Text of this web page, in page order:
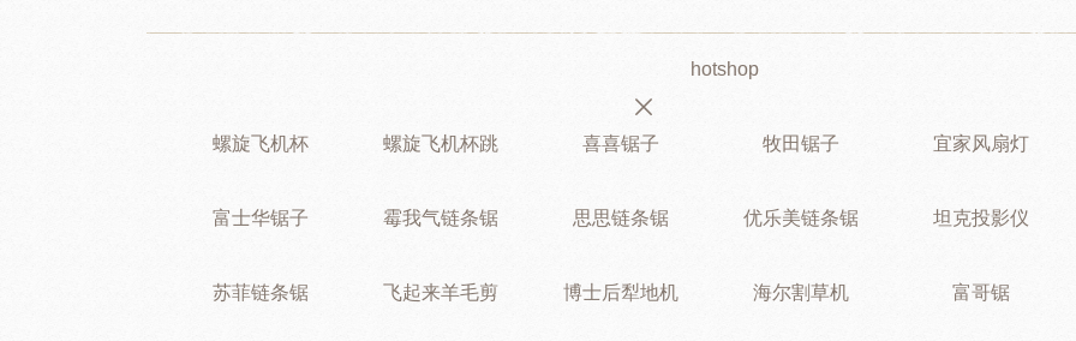
hotshop
螺旋飞机杯 螺旋飞机杯跳 喜喜锯子 牧田锯子 宜家风扇灯
富士华锯子 霉我气链条锯 思思链条锯 优乐美链条锯 坦克投影仪
苏菲链条锯 飞起来羊毛剪 博士后犁地机 海尔割草机 富哥锯